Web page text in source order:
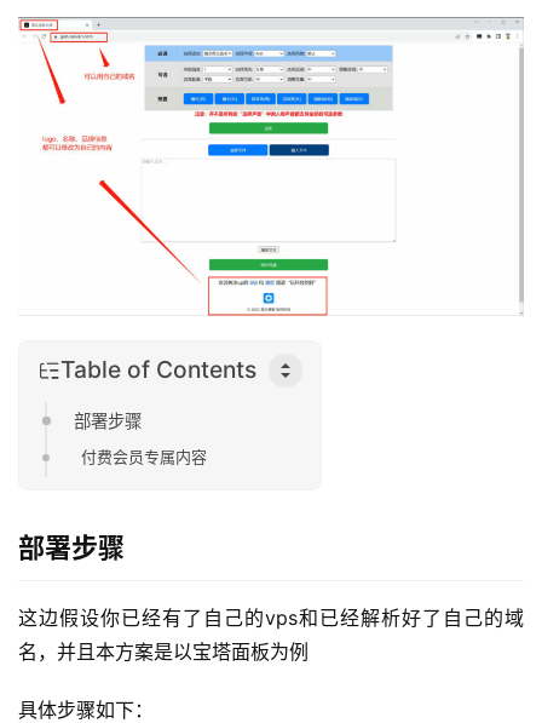
Table of Contents
部署步骤
付费会员专属内容
部署步骤
这边假设你已经有了自己的vps和已经解析好了自己的域
名，并且本方案是以宝塔面板为例
具体步骤如下：